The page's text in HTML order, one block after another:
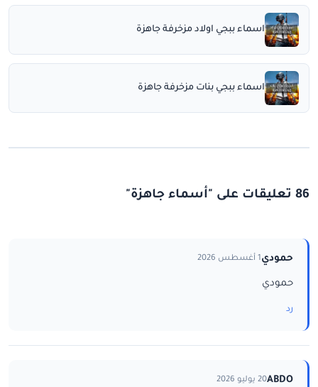
اسماء ببجي اولاد مزخرفة جاهزة
اسماء ببجي بنات مزخرفة جاهزة
86 تعليقات على "أسماء جاهزة"
حمودي1 أغسطس 2026
حمودي
رد
ABDO20 يوليو 2026